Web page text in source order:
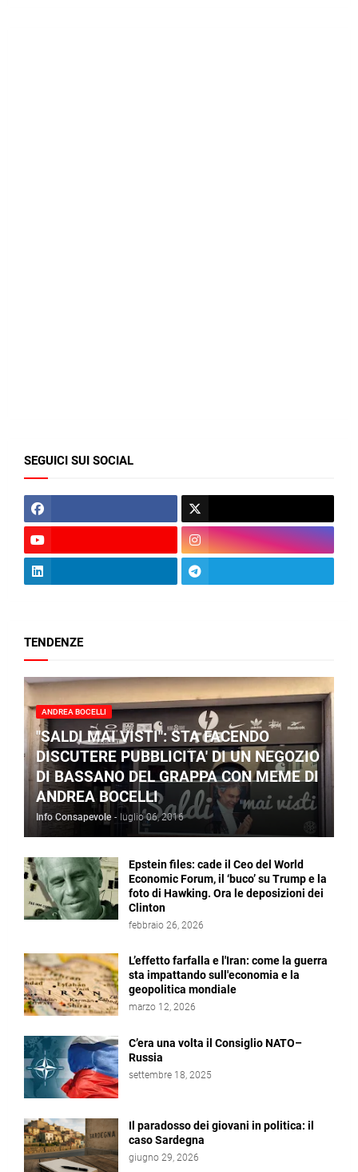
SEGUICI SUI SOCIAL
TENDENZE
ANDREA BOCELLI
"SALDI MAI VISTI": STA FACENDO
DISCUTERE PUBBLICITA' DI UN NEGOZIO
DI BASSANO DEL GRAPPA CON MEME DI
ANDREA BOCELLI
Info Consapevole - luglio 06, 2016
Epstein files: cade il Ceo del World
Economic Forum, il ‘buco’ su Trump e la
foto di Hawking. Ora le deposizioni dei
Clinton
febbraio 26, 2026
L’effetto farfalla e l'Iran: come la guerra
sta impattando sull'economia e la
geopolitica mondiale
marzo 12, 2026
C’era una volta il Consiglio NATO–
Russia
settembre 18, 2025
Il paradosso dei giovani in politica: il
caso Sardegna
giugno 29, 2026